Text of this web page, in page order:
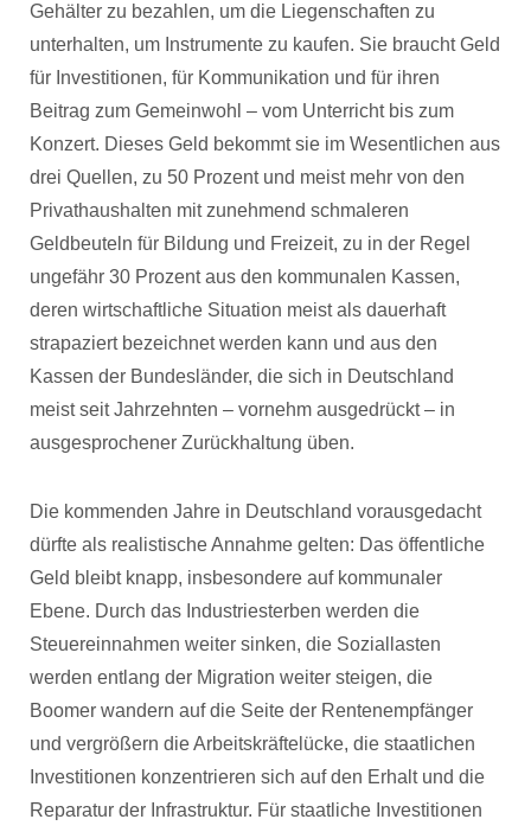
Gehälter zu bezahlen, um die Liegenschaften zu
unterhalten, um Instrumente zu kaufen. Sie braucht Geld
für Investitionen, für Kommunikation und für ihren
Beitrag zum Gemeinwohl – vom Unterricht bis zum
Konzert. Dieses Geld bekommt sie im Wesentlichen aus
drei Quellen, zu 50 Prozent und meist mehr von den
Privathaushalten mit zunehmend schmaleren
Geldbeuteln für Bildung und Freizeit, zu in der Regel
ungefähr 30 Prozent aus den kommunalen Kassen,
deren wirtschaftliche Situation meist als dauerhaft
strapaziert bezeichnet werden kann und aus den
Kassen der Bundesländer, die sich in Deutschland
meist seit Jahrzehnten – vornehm ausgedrückt – in
ausgesprochener Zurückhaltung üben.
Die kommenden Jahre in Deutschland vorausgedacht
dürfte als realistische Annahme gelten: Das öffentliche
Geld bleibt knapp, insbesondere auf kommunaler
Ebene. Durch das Industriesterben werden die
Steuereinnahmen weiter sinken, die Soziallasten
werden entlang der Migration weiter steigen, die
Boomer wandern auf die Seite der Rentenempfänger
und vergrößern die Arbeitskräftelücke, die staatlichen
Investitionen konzentrieren sich auf den Erhalt und die
Reparatur der Infrastruktur. Für staatliche Investitionen